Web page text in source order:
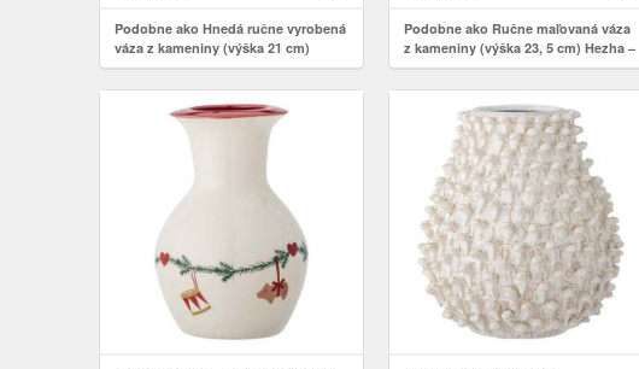
Podobne ako Hnedá ručne vyrobená
váza z kameniny (výška 21 cm)
Gerde – Bloomingville
Podobne ako Ručne maľovaná váza
z kameniny (výška 23, 5 cm) Hezha –
Bloomingville